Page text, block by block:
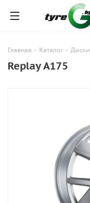
Главная - Каталог - Диски
Replay A175